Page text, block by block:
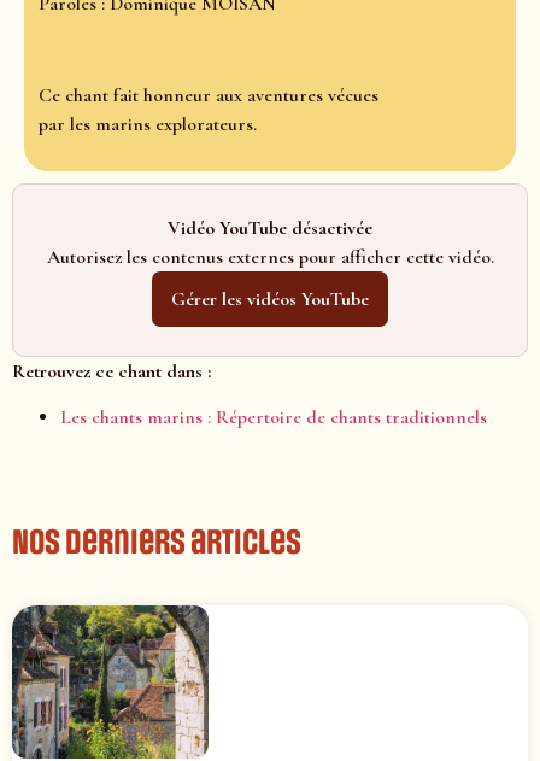
Ce chant fait honneur aux aventures vécues
par les marins explorateurs.
Vidéo YouTube désactivée
Autorisez les contenus externes pour afficher cette vidéo.
Gérer les vidéos YouTube
Retrouvez ce chant dans :
Les chants marins : Répertoire de chants traditionnels
Nos derniers articles